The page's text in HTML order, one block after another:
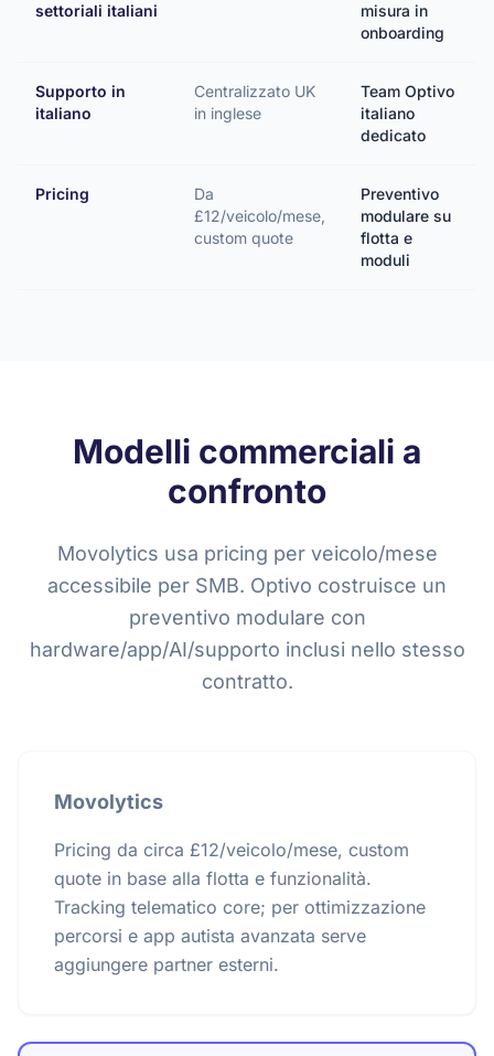
settoriali italiani
misura in
onboarding
Supporto in
italiano
Centralizzato UK
in inglese
Team Optivo
italiano
dedicato
Pricing
Da
£12/veicolo/mese,
custom quote
Preventivo
modulare su
flotta e
moduli
Modelli commerciali a
confronto
Movolytics usa pricing per veicolo/mese
accessibile per SMB. Optivo costruisce un
preventivo modulare con
hardware/app/AI/supporto inclusi nello stesso
contratto.
Movolytics
Pricing da circa £12/veicolo/mese, custom
quote in base alla flotta e funzionalità.
Tracking telematico core; per ottimizzazione
percorsi e app autista avanzata serve
aggiungere partner esterni.